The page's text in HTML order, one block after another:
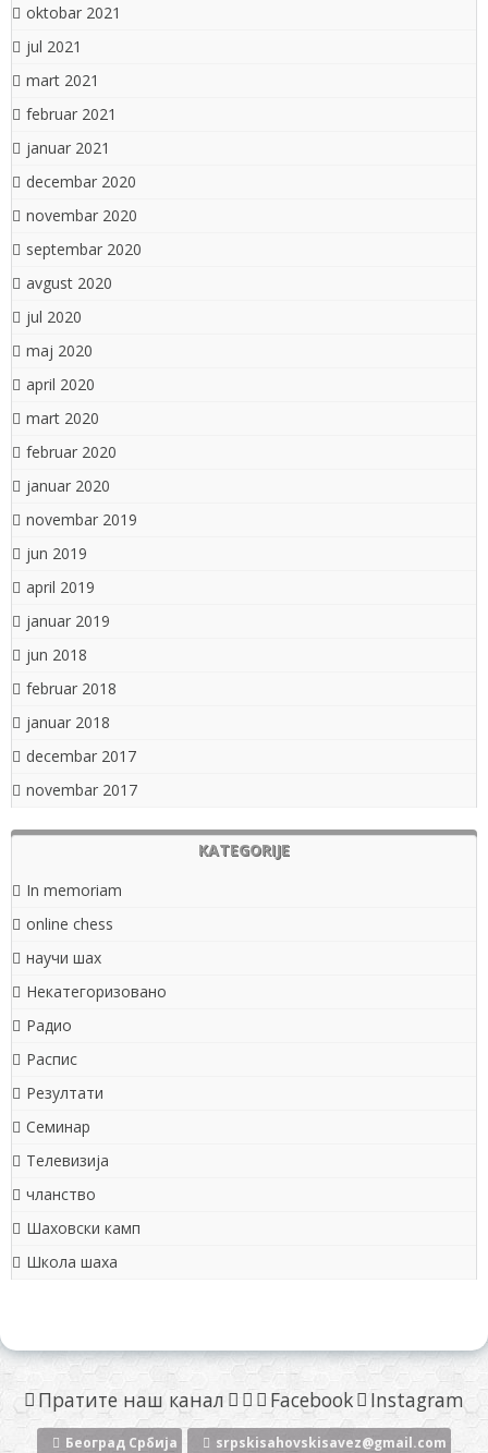
oktobar 2021
jul 2021
mart 2021
februar 2021
januar 2021
decembar 2020
novembar 2020
septembar 2020
avgust 2020
jul 2020
maj 2020
april 2020
mart 2020
februar 2020
januar 2020
novembar 2019
jun 2019
april 2019
januar 2019
jun 2018
februar 2018
januar 2018
decembar 2017
novembar 2017
KATEGORIJE
In memoriam
online chess
научи шах
Некатегоризовано
Радио
Распис
Резултати
Семинар
Телевизија
чланство
Шаховски камп
Школа шаха
Пратите наш канал Facebook Instagram
Београд Србија srpskisahovskisavez@gmail.com